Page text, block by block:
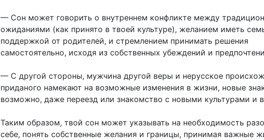
— Сон может говорить о внутреннем конфликте между
ожиданиями (как принято в твоей культуре), желанием иметь
поддержкой от родителей, и стремлением принимать решения
самостоятельно, исходя из собственных убеждений и
— С другой стороны, мужчина другой веры и нерусское
приданого намекают на возможные изменения в жизни, новые
возможно, даже переезд или знакомство с новыми культурами и
Таким образом, твой сон может указывать на необходимость
себе, понять собственные желания и границы, принимая важные